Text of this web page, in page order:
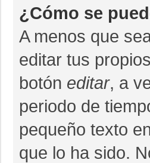
¿Cómo se
A menos que
editar tus
botón editar, a
periodo de
pequeño texto
que lo ha sido.